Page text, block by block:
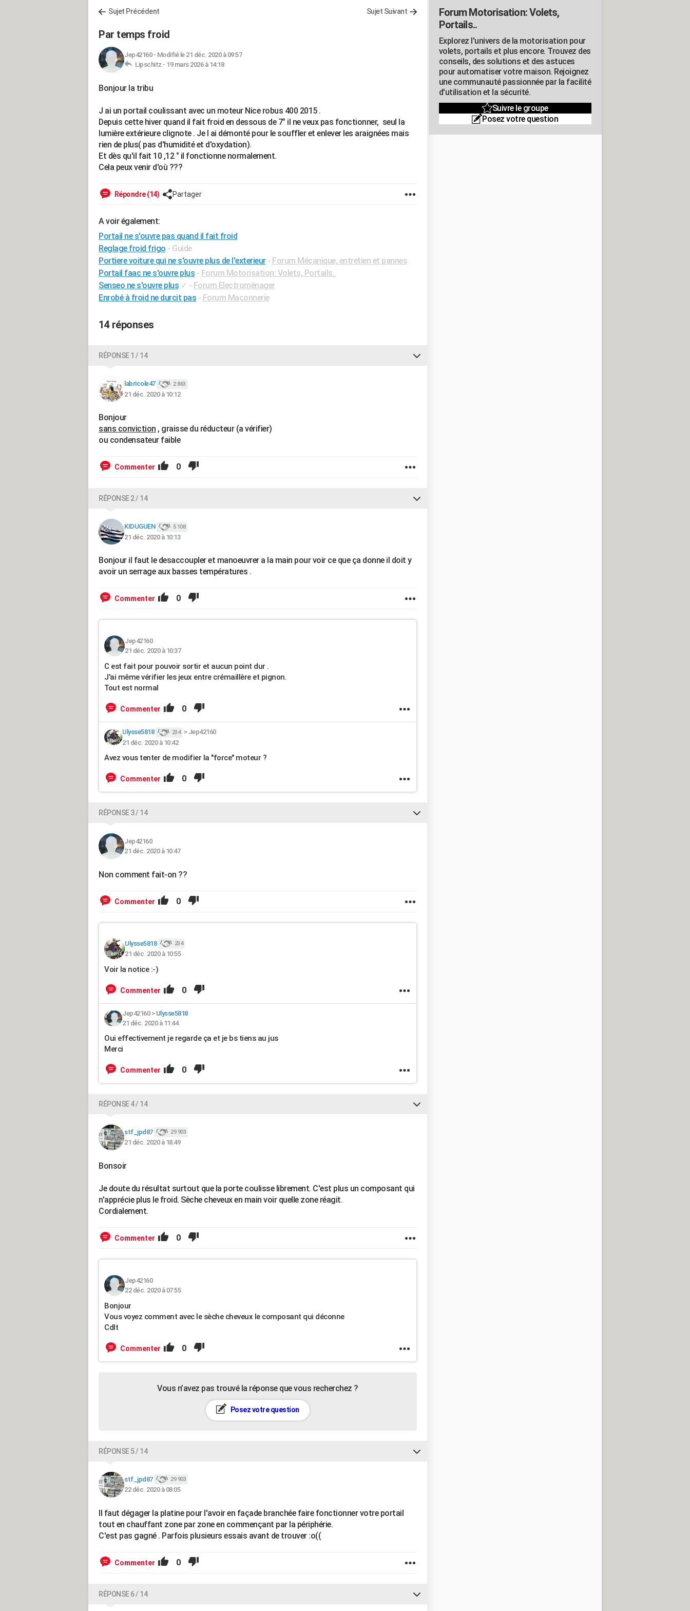
Sujet Précédent Sujet Suivant
Par temps froid
Jep42160- Modifié le 21 déc. 2020 à 09:57
Lipschitz - 19 mars 2026 à 14:18
Bonjour la tribu
J ai un portail coulissant avec un moteur Nice robus 400 2015 .
Depuis cette hiver quand il fait froid en dessous de 7° il ne veux pas fonctionner, seul la
lumière extérieure clignote . Je l ai démonté pour le souffler et enlever les araignées mais
rien de plus( pas d'humidité et d'oxydation).
Et dès qu'il fait 10 ,12 ° il fonctionne normalement.
Cela peux venir d'où ???
Répondre (14) Partager
A voir également:
Portail ne s'ouvre pas quand il fait froid
Reglage froid frigo - Guide
Portiere voiture qui ne s'ouvre plus de l'exterieur - Forum Mécanique, entretien et pannes
Portail faac ne s'ouvre plus - Forum Motorisation: Volets, Portails..
Senseo ne s'ouvre plus ✓ - Forum Electroménager
Enrobé à froid ne durcit pas - Forum Maçonnerie
14 réponses
RÉPONSE 1 / 14
labricole47 2 863
21 déc. 2020 à 10:12
Bonjour
sans conviction , graisse du réducteur (a vérifier)
ou condensateur faible
Commenter 0
RÉPONSE 2 / 14
KIDUGUEN 5 108
21 déc. 2020 à 10:13
Bonjour il faut le desaccoupler et manoeuvrer a la main pour voir ce que ça donne il doit y
avoir un serrage aux basses températures .
Commenter 0
Jep42160
21 déc. 2020 à 10:37
C est fait pour pouvoir sortir et aucun point dur .
J'ai même vérifier les jeux entre crémaillère et pignon.
Tout est normal
Commenter 0
Ulysse5818 234 > Jep42160
21 déc. 2020 à 10:42
Avez vous tenter de modifier la "force" moteur ?
Commenter 0
RÉPONSE 3 / 14
Jep42160
21 déc. 2020 à 10:47
Non comment fait-on ??
Commenter 0
Ulysse5818 234
21 déc. 2020 à 10:55
Voir la notice :-)
Commenter 0
Jep42160> Ulysse5818
21 déc. 2020 à 11:44
Oui effectivement je regarde ça et je bs tiens au jus
Merci
Commenter 0
RÉPONSE 4 / 14
stf_jpd87 29 903
21 déc. 2020 à 18:49
Bonsoir
Je doute du résultat surtout que la porte coulisse librement. C'est plus un composant qui
n'apprécie plus le froid. Sèche cheveux en main voir quelle zone réagit.
Cordialement.
Commenter 0
Jep42160
22 déc. 2020 à 07:55
Bonjour
Vous voyez comment avec le sèche cheveux le composant qui déconne
Cdlt
Commenter 0
Vous n’avez pas trouvé la réponse que vous recherchez ?
Posez votre question
RÉPONSE 5 / 14
stf_jpd87 29 903
22 déc. 2020 à 08:05
Il faut dégager la platine pour l'avoir en façade branchée faire fonctionner votre portail
tout en chauffant zone par zone en commençant par la périphérie.
C'est pas gagné . Parfois plusieurs essais avant de trouver :o((
Commenter 0
RÉPONSE 6 / 14
Forum Motorisation: Volets,
Portails..
Explorez l'univers de la motorisation pour
volets, portails et plus encore. Trouvez des
conseils, des solutions et des astuces
pour automatiser votre maison. Rejoignez
une communauté passionnée par la facilité
d'utilisation et la sécurité.
Suivre le groupe
Posez votre question